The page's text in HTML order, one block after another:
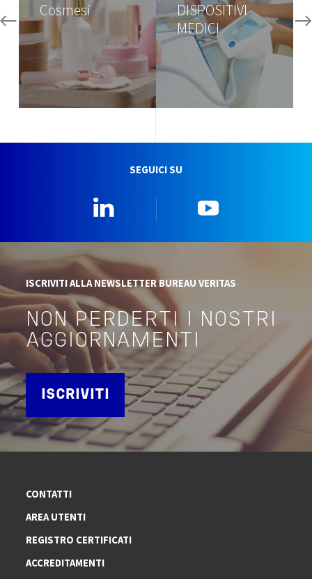
Cosmesi
DISPOSITIVI
MEDICI
SEGUICI SU
ISCRIVITI ALLA NEWSLETTER BUREAU VERITAS
NON PERDERTI I NOSTRI
AGGIORNAMENTI
ISCRIVITI
CONTATTI
AREA UTENTI
REGISTRO CERTIFICATI
ACCREDITAMENTI